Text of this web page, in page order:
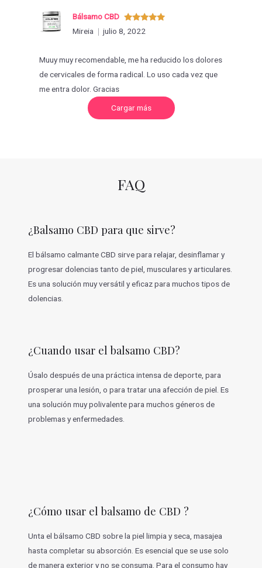
Valorado
con5de 5
Bálsamo CBD
Mireia
julio 8, 2022
Muuy muy recomendable, me ha reducido los dolores
de cervicales de forma radical. Lo uso cada vez que
me entra dolor. Gracias
Cargar másC
r
i
o
e
s
FAQ
¿Balsamo CBD para que sirve?
El bálsamo calmante CBD sirve para relajar, desinflamar y
progresar dolencias tanto de piel, musculares y articulares.
Es una solución muy versátil y eficaz para muchos tipos de
dolencias.
¿Cuando usar el balsamo CBD?
Úsalo después de una práctica intensa de deporte, para
prosperar una lesión, o para tratar una afección de piel. Es
una solución muy polivalente para muchos géneros de
problemas y enfermedades.
¿Cómo usar el balsamo de CBD ?
Unta el bálsamo CBD sobre la piel limpia y seca, masajea
hasta completar su absorción. Es esencial que se use solo
de manera exterior y no se consuma. Para el consumo hay